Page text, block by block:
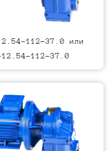
112-37.0 или
12.54-112-37.0